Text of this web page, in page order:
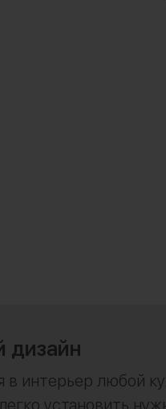
дизайн
интерьер любой
установить